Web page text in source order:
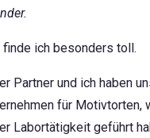
finde ich besonders toll.
Partner und ich haben
für Motivtorten,
Labortätigkeit geführt